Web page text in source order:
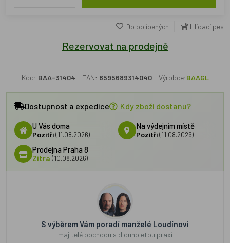
Do oblíbených Hlídací pes
Rezervovat na prodejně
Kód: BAA-31404 EAN: 8595689314040 Výrobce:BAAGL
Dostupnost a expedice Kdy zboží dostanu?
U Vás doma
Pozítří(11.08.2026)
Na výdejním místě
Pozítří (11.08.2026)
Prodejna Praha 8
Zítra (10.08.2026)
S výběrem Vám poradí manželé Loudínovi
majitelé obchodu s dlouholetou praxí